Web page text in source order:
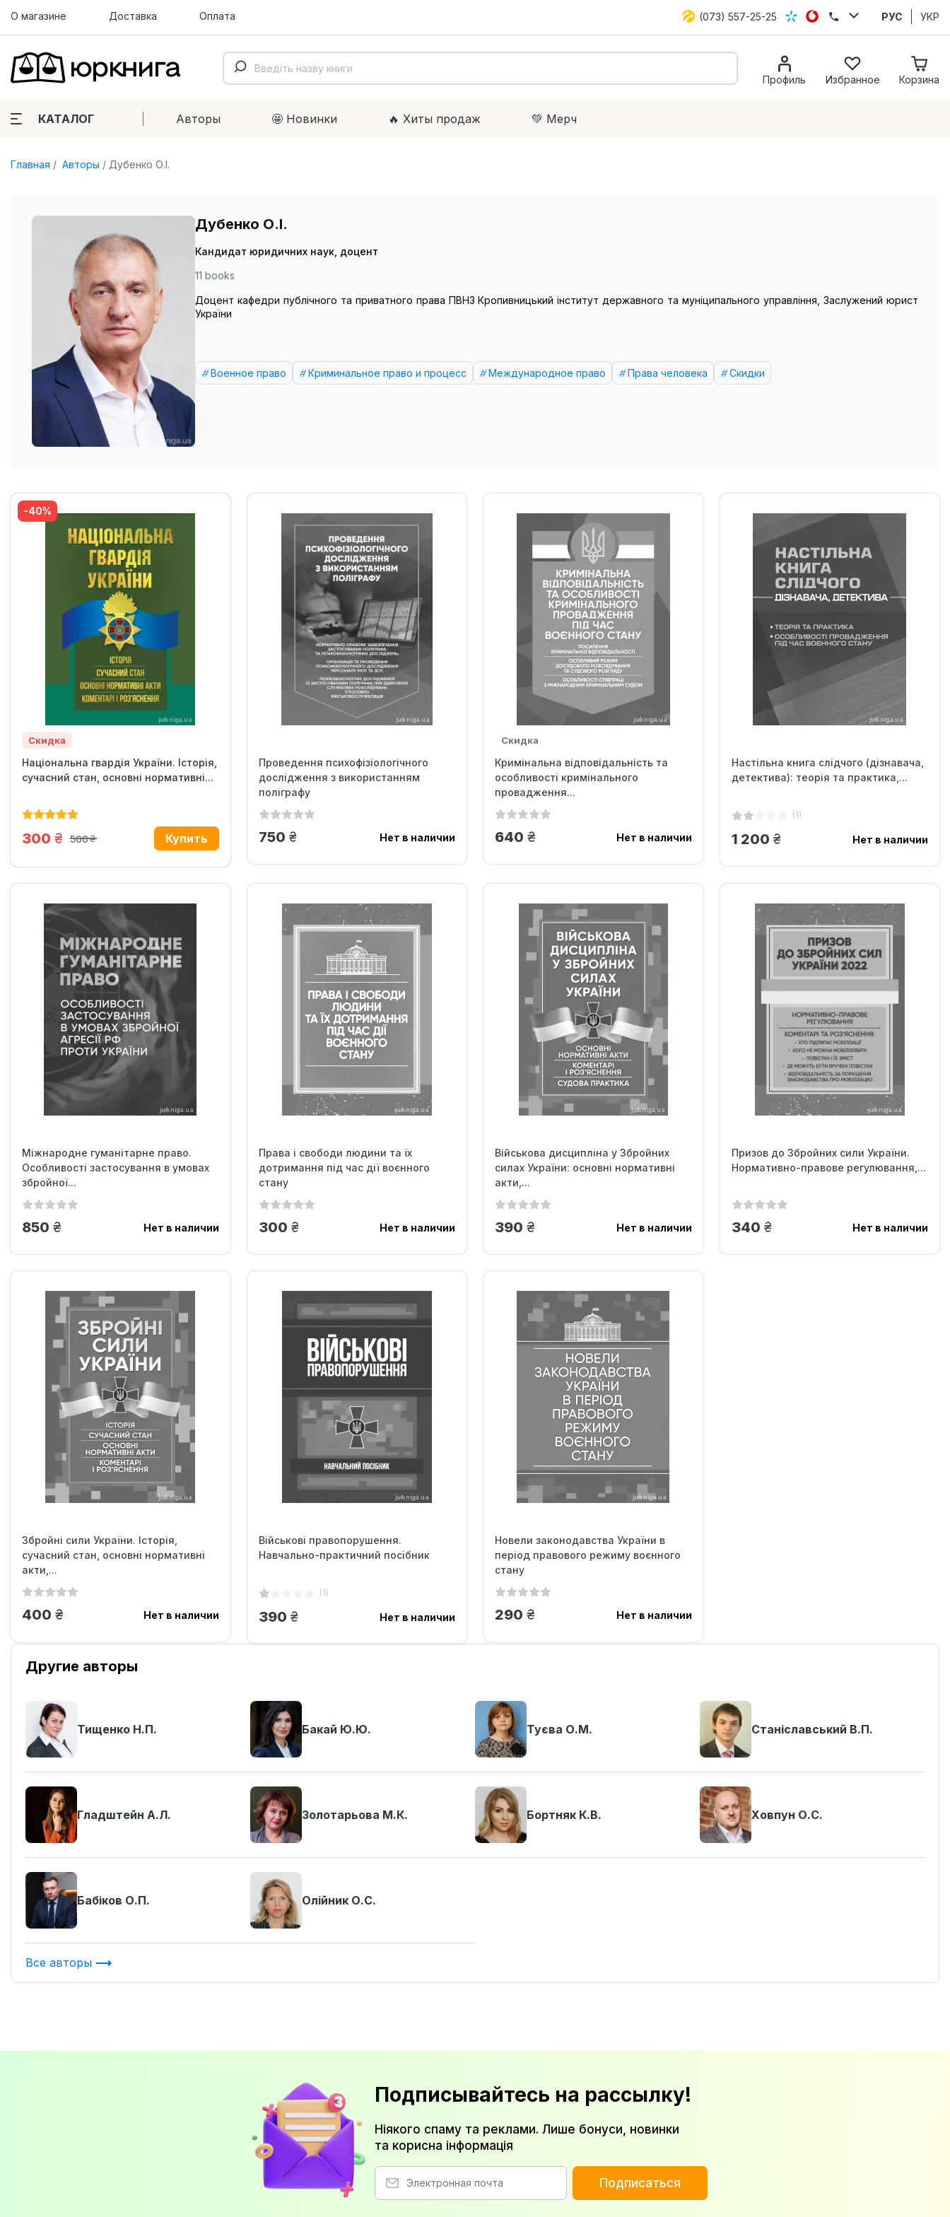
О магазине Доставка Оплата (073) 557-25-25 РУС УКР
Профиль Избранное Корзина
КАТАЛОГ Авторы 🤩 Новинки 🔥 Xиты продаж 💚 Мерч
Главная Авторы Дубенко О.І.
Дубенко О.І.
Кандидат юридичних наук, доцент
11 books
Доцент кафедри публічного та приватного права ПВНЗ Кропивницький інститут державного та муніципального управління, Заслужений юрист
України
Военное право Криминальное право и процесс Международное право Права человека Скидки
Скидка
Національна гвардія України. Історія,
сучасний стан, основні нормативні...
-40%
500
грн.
300 грн.
Проведення психофізіологічного
дослідження з використанням
поліграфу
750 грн. Нет в наличии
Скидка
Кримінальна відповідальність та
особливості кримінального
провадження...
640 грн. Нет в наличии
Настільна книга слідчого (дізнавача,
детектива): теорія та практика,...
(1)
1 200 грн. Нет в наличии
Міжнародне гуманітарне право.
Особливості застосування в умовах
збройної...
850 грн. Нет в наличии
Права і свободи людини та їх
дотримання під час дії воєнного
стану
300 грн. Нет в наличии
Військова дисципліна у Збройних
силах України: основні нормативні
акти,...
390 грн. Нет в наличии
Призов до Збройних сили України.
Нормативно-правове регулювання,...
340 грн. Нет в наличии
Збройні сили України. Історія,
сучасний стан, основні нормативні
акти,...
400 грн. Нет в наличии
Військові правопорушення.
Навчально-практичний посібник
(1)
390 грн. Нет в наличии
Новели законодавства України в
період правового режиму воєнного
стану
290 грн. Нет в наличии
Другие авторы
Тищенко Н.П. Бакай Ю.Ю. Туєва О.М. Станіславський В.П.
Гладштейн А.Л. Золотарьова М.К. Бортняк К.В. Ховпун О.С.
Бабіков О.П. Олійник О.С.
Все авторы
Подписывайтесь на рассылку!
Ніякого спаму та реклами. Лише бонуси, новинки
та корисна інформація
Подписаться